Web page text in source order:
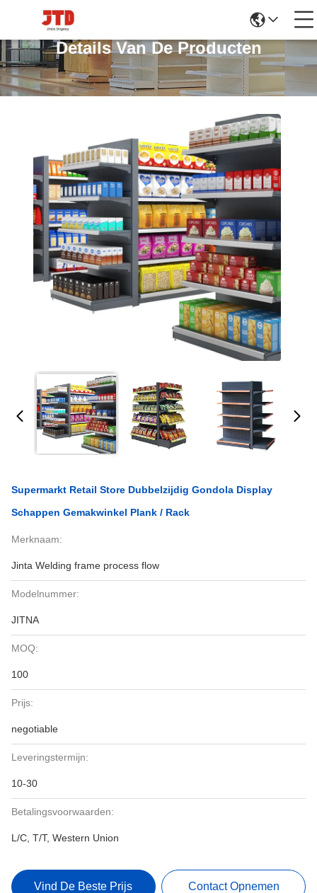
Details Van De Producten
Supermarkt Retail Store Dubbelzijdig Gondola Display
Schappen Gemakwinkel Plank / Rack
Merknaam:
Jinta Welding frame process flow
Modelnummer:
JITNA
MOQ:
100
Prijs:
negotiable
Leveringstermijn:
10-30
Betalingsvoorwaarden:
L/C, T/T, Western Union
Vind De Beste Prijs Contact Opnemen